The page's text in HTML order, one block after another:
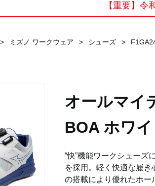
【重要】
> ミズノ ワークウェア > シューズ >
オールマイ
BOA ホワ
“快”機能ワークシューズ
を採用。軽く快適な履
の搭載により優れたホー